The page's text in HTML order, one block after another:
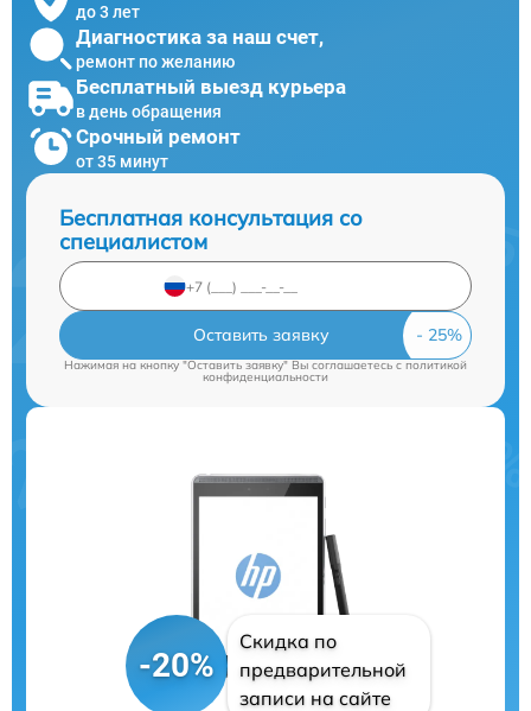
до 3 лет
Диагностика за наш счет,
ремонт по желанию
Бесплатный выезд курьера
в день обращения
Срочный ремонт
от 35 минут
Бесплатная консультация со
специалистом
Оставить заявку
Нажимая на кнопку "Оставить заявку" Вы соглашаетесь cполитикой
конфиденциальности
-20%
Скидка по
предварительной
записи на сайте